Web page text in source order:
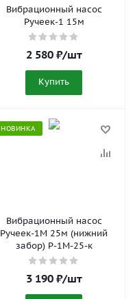
Вибрационный насос
Ручеек-1 15м
2 580₽/шт
Купить
НОВИНКА
Вибрационный насос
Ручеек-1М 25м (нижний
забор) Р-1М-25-к
3 190₽/шт